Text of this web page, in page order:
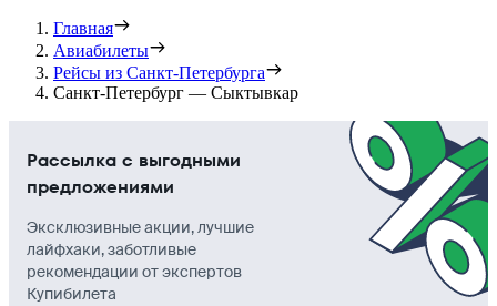
Главная
Авиабилеты
Рейсы из Санкт-Петербурга
Санкт-Петербург — Сыктывкар
Рассылка с выгодными
предложениями
Эксклюзивные акции, лучшие
лайфхаки, заботливые
рекомендации от экспертов
Купибилета